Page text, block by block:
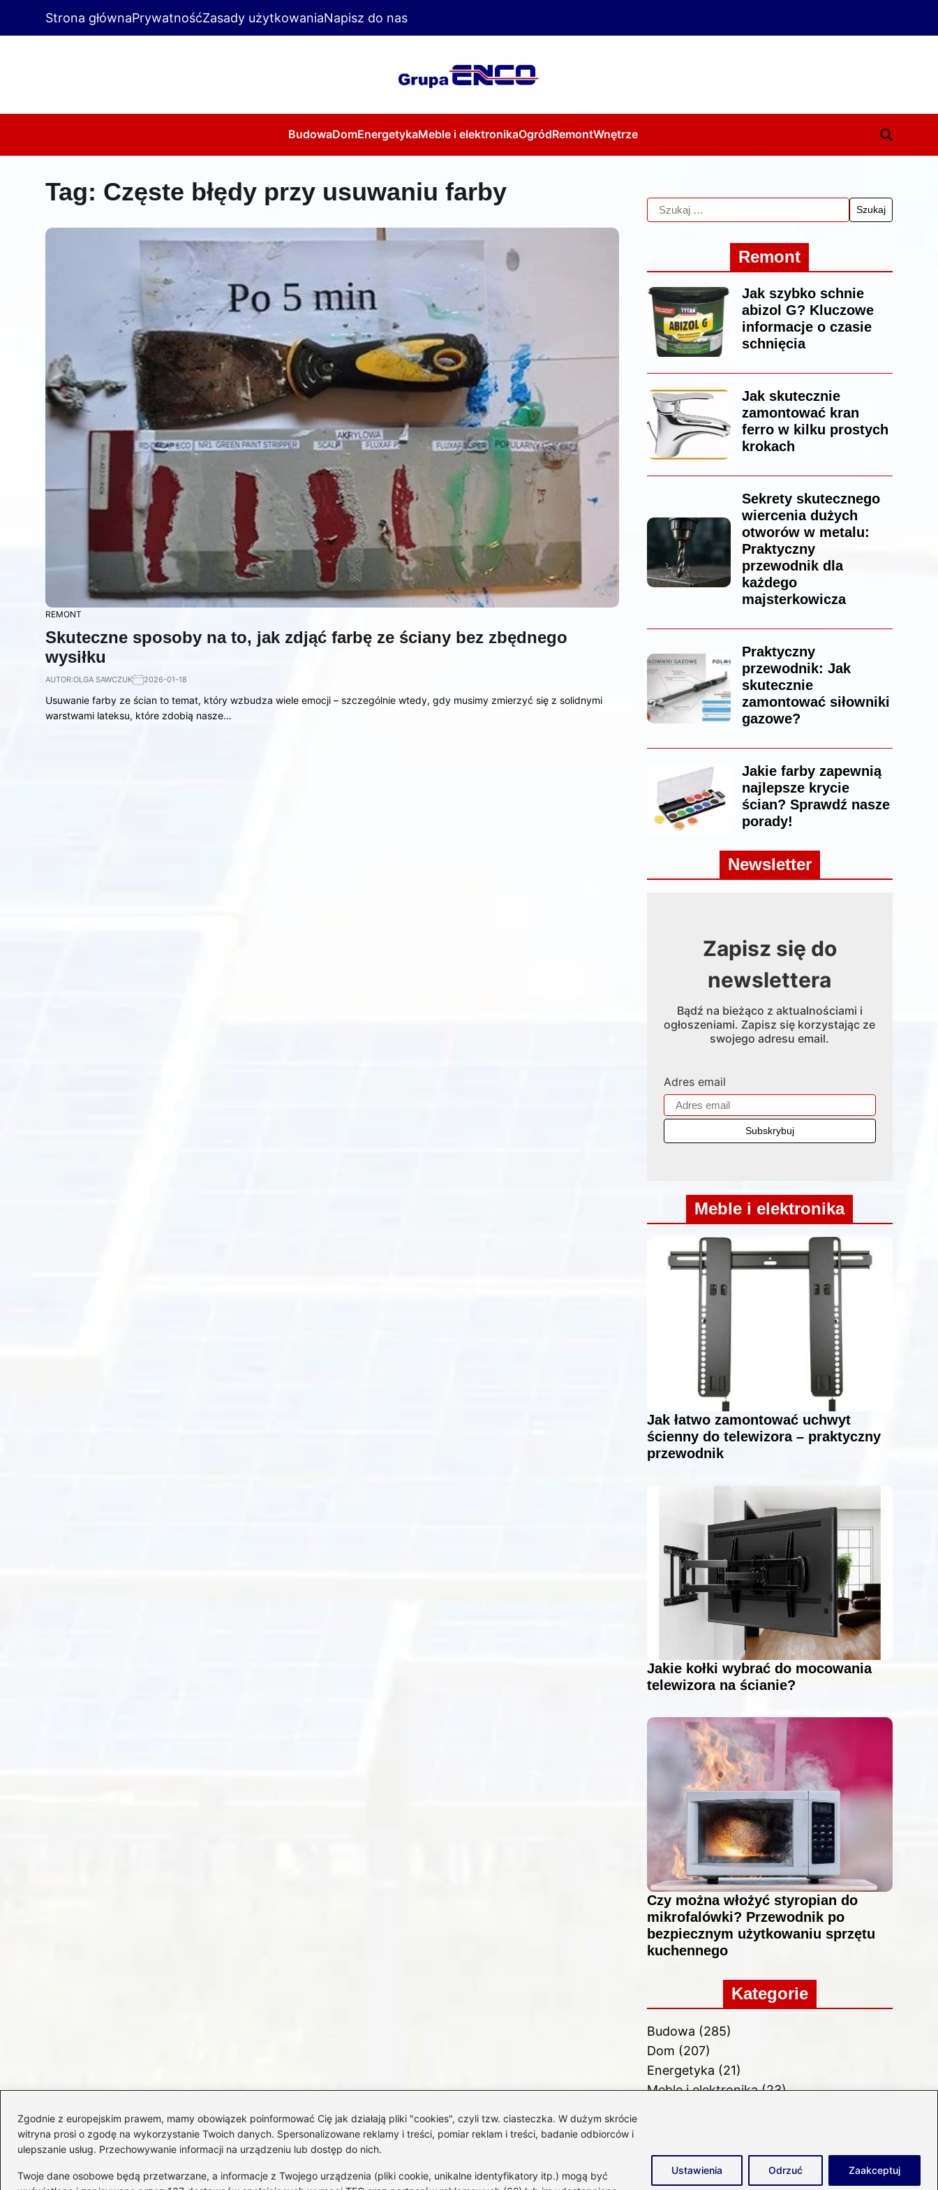
Zgodnie z europejskim prawem, mamy obowiązek poinformować Cię jak działają pliki "cookies", czyli tzw. ciasteczka. W dużym skrócie
witryna prosi o zgodę na wykorzystanie Twoich danych. Spersonalizowane reklamy i treści, pomiar reklam i treści, badanie odbiorców i
ulepszanie usług. Przechowywanie informacji na urządzeniu lub dostęp do nich.
Twoje dane osobowe będą przetwarzane, a informacje z Twojego urządzenia (pliki cookie, unikalne identyfikatory itp.) mogą być
Ustawienia Odrzuć Zaakceptuj
Strona głównaPrywatnośćZasady użytkowaniaNapisz do nas
BudowaDomEnergetykaMeble i elektronikaOgródRemontWnętrze
Tag: Częste błędy przy usuwaniu farby
REMONT
Skuteczne sposoby na to, jak zdjąć farbę ze ściany bez zbędnego
wysiłku
AUTOR:OLGA SAWCZUK 2026-01-18
Usuwanie farby ze ścian to temat, który wzbudza wiele emocji – szczególnie wtedy, gdy musimy zmierzyć się z solidnymi
warstwami lateksu, które zdobią nasze…
Remont
Jak szybko schnie
abizol G? Kluczowe
informacje o czasie
schnięcia
Jak skutecznie
zamontować kran
ferro w kilku prostych
krokach
Sekrety skutecznego
wiercenia dużych
otworów w metalu:
Praktyczny
przewodnik dla
każdego
majsterkowicza
Praktyczny
przewodnik: Jak
skutecznie
zamontować siłowniki
gazowe?
Jakie farby zapewnią
najlepsze krycie
ścian? Sprawdź nasze
porady!
Newsletter
Zapisz się do
newslettera
Bądź na bieżąco z aktualnościami i
ogłoszeniami. Zapisz się korzystając ze
swojego adresu email.
Adres email
Meble i elektronika
Jak łatwo zamontować uchwyt
ścienny do telewizora – praktyczny
przewodnik
Jakie kołki wybrać do mocowania
telewizora na ścianie?
Czy można włożyć styropian do
mikrofalówki? Przewodnik po
bezpiecznym użytkowaniu sprzętu
kuchennego
Kategorie
Budowa (285)
Dom (207)
Energetyka (21)
Meble i elektronika(23)